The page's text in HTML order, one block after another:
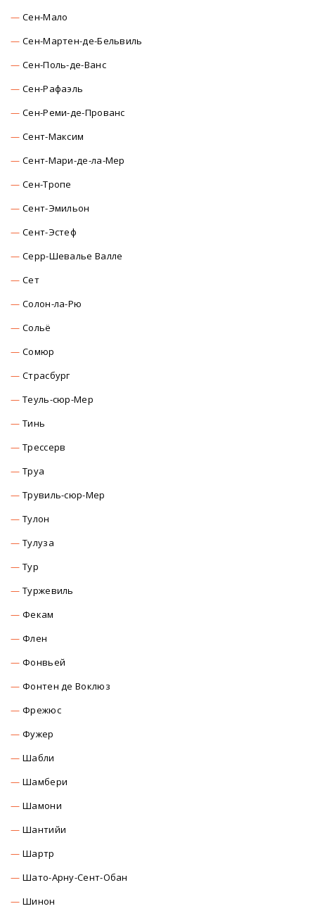
Сен-Мало
Сен-Мартен-де-Бельвиль
Сен-Поль-де-Ванс
Сен-Рафаэль
Сен-Реми-де-Прованс
Сент-Максим
Сент-Мари-де-ла-Мер
Сен-Тропе
Сент-Эмильон
Сент-Эстеф
Серр-Шевалье Валле
Сет
Солон-ла-Рю
Сольё
Сомюр
Страсбург
Теуль-сюр-Мер
Тинь
Трессерв
Труа
Трувиль-сюр-Мер
Тулон
Тулуза
Тур
Туржевиль
Фекам
Флен
Фонвьей
Фонтен де Воклюз
Фрежюс
Фужер
Шабли
Шамбери
Шамони
Шантийи
Шартр
Шато-Арну-Сент-Обан
Шинон